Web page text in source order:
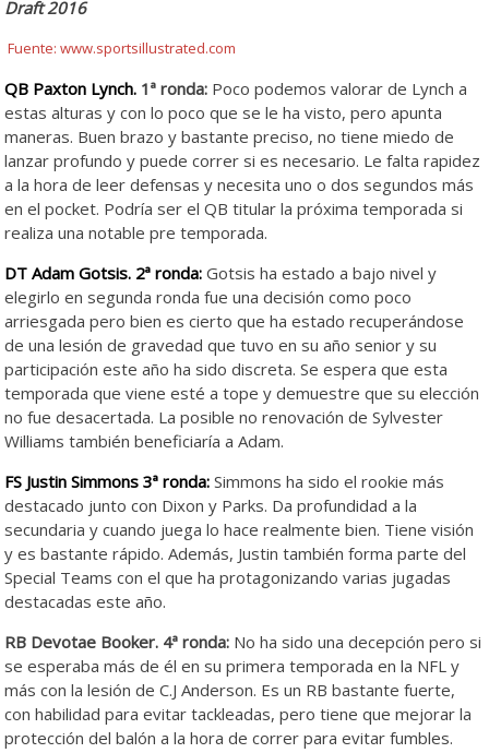
Draft 2016
Fuente: www.sportsillustrated.com
QB Paxton Lynch. 1ª ronda: Poco podemos valorar de Lynch a
estas alturas y con lo poco que se le ha visto, pero apunta
maneras. Buen brazo y bastante preciso, no tiene miedo de
lanzar profundo y puede correr si es necesario. Le falta rapidez
a la hora de leer defensas y necesita uno o dos segundos más
en el pocket. Podría ser el QB titular la próxima temporada si
realiza una notable pre temporada.
DT Adam Gotsis. 2ª ronda: Gotsis ha estado a bajo nivel y
elegirlo en segunda ronda fue una decisión como poco
arriesgada pero bien es cierto que ha estado recuperándose
de una lesión de gravedad que tuvo en su año senior y su
participación este año ha sido discreta. Se espera que esta
temporada que viene esté a tope y demuestre que su elección
no fue desacertada. La posible no renovación de Sylvester
Williams también beneficiaría a Adam.
FS Justin Simmons3ª ronda:Simmons ha sido el rookie más
destacado junto con Dixon y Parks. Da profundidad a la
secundaria y cuando juega lo hace realmente bien. Tiene visión
y es bastante rápido. Además, Justin también forma parte del
Special Teams con el que ha protagonizando varias jugadas
destacadas este año.
RB Devotae Booker. 4ª ronda: No ha sido una decepción pero si
se esperaba más de él en su primera temporada en la NFL y
más con la lesión de C.J Anderson. Es un RB bastante fuerte,
con habilidad para evitar tackleadas, pero tiene que mejorar la
protección del balón a la hora de correr para evitar fumbles.